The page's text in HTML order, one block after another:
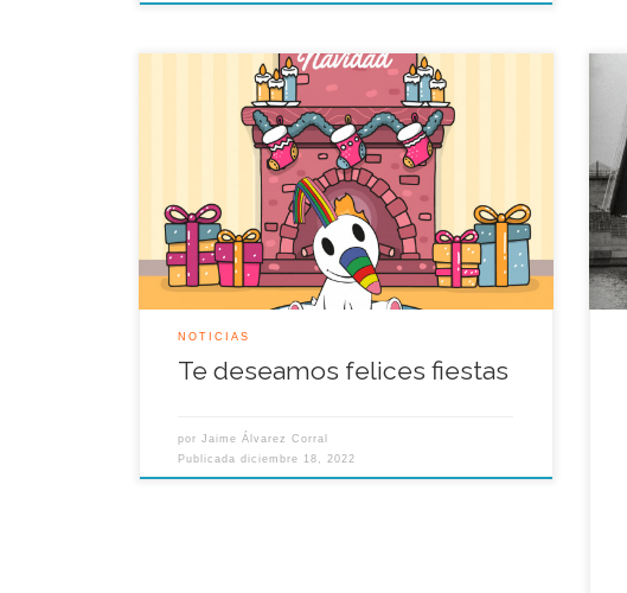
Desde la Asociación Legado Expo Sevilla te
deseamos una Feliz Navidad cargada de sorpresas
e ilusiones con los amigos y familiares. ::
“Queremos expresar unas cortas palabras de
agradecimiento por estar acompañándonos en
esta oportunidad en la que hacemos un alto a
nuestras funciones para compartir un brindis e
intercambiar […]
NOTICIAS
Te deseamos felices fiestas
porJaime Álvarez Corral
Publicadadiciembre 18, 2022